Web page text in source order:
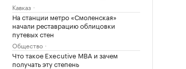
Кавказ
На станции метро «Смоленская»
начали реставрацию облицовки
путевых стен
Общество
Что такое Executive MBA и зачем
получать эту степень